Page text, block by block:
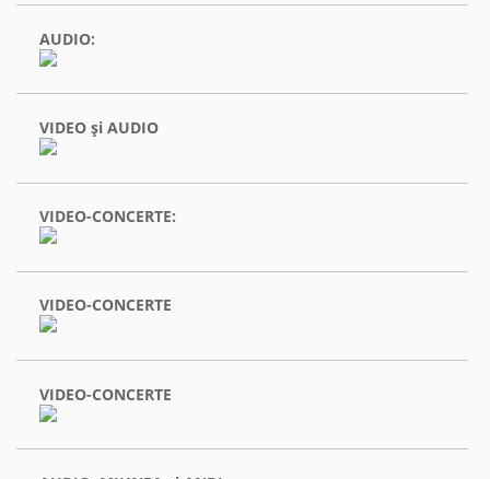
AUDIO:
VIDEO şi AUDIO
VIDEO-CONCERTE:
VIDEO-CONCERTE
VIDEO-CONCERTE